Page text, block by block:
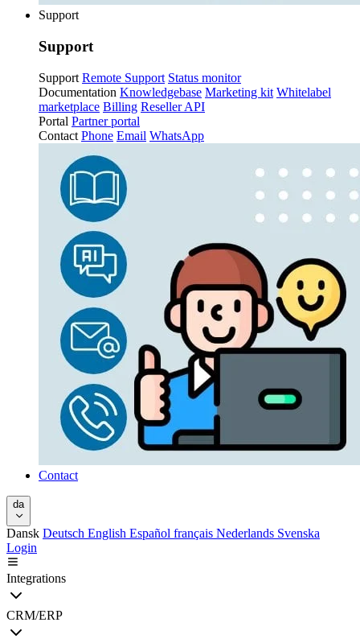
Support
Support
Support Remote Support Status monitor
Documentation Knowledgebase Marketing kit Whitelabel
marketplace Billing Reseller API
Portal Partner portal
Contact Phone Email WhatsApp
Contact
da
Dansk Deutsch English Español français Nederlands Svenska
Login
Integrations
CRM/ERP